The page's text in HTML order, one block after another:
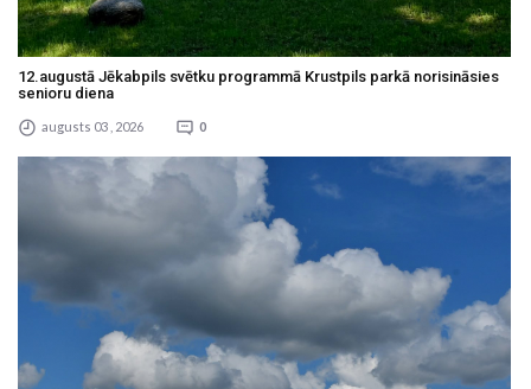
12.augustā Jēkabpils svētku programmā Krustpils parkā norisināsies
senioru diena
augusts 03 , 2026 0